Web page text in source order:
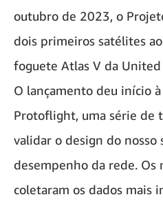
outubro de 2023, o
dois primeiros satélites
foguete Atlas V da United
O lançamento deu início
Protoflight, uma série de
validar o design do nosso
desempenho da rede. Os
coletaram os dados mais